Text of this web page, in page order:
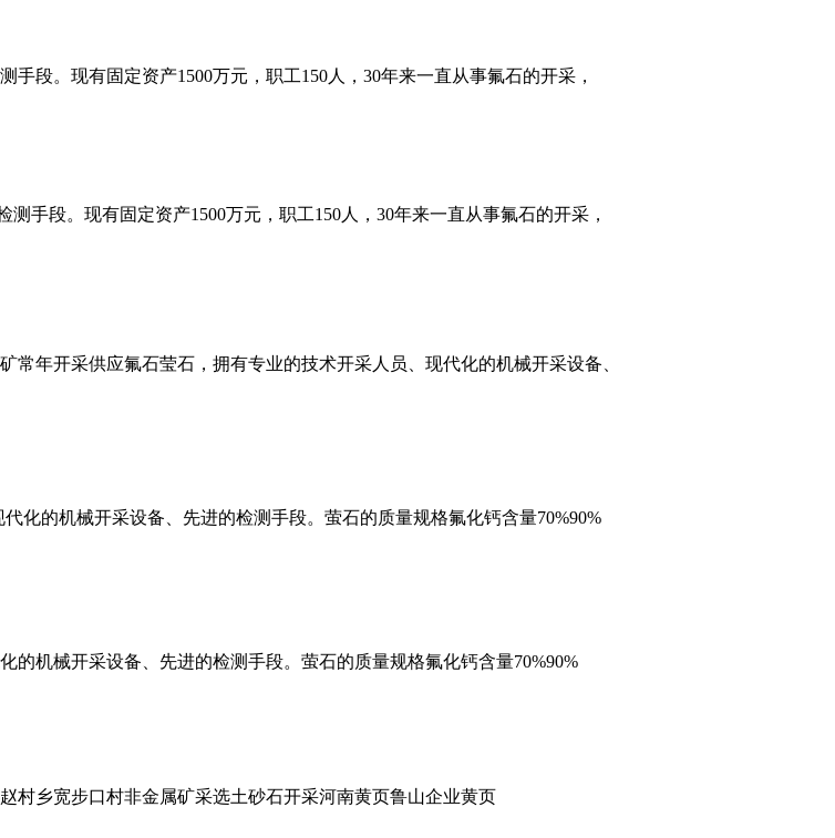
段。现有固定资产1500万元，职工150人，30年来一直从事氟石的开采，
手段。现有固定资产1500万元，职工150人，30年来一直从事氟石的开采，
常年开采供应氟石莹石，拥有专业的技术开采人员、现代化的机械开采设备、
化的机械开采设备、先进的检测手段。萤石的质量规格氟化钙含量70%90%
机械开采设备、先进的检测手段。萤石的质量规格氟化钙含量70%90%
村乡宽步口村非金属矿采选土砂石开采河南黄页鲁山企业黄页